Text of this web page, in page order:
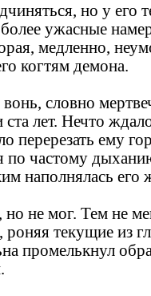
но у его
ужасные
медленно,
когтям демона.
словно
ста лет. Нечто
перерезать ему
по частому
наполнялась его
не мог. Тем не
текущие из
промелькнул